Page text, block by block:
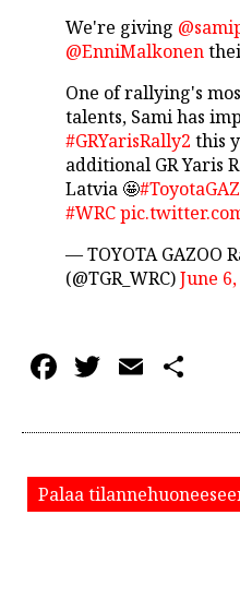
We're giving
@EnniMalkonen
One of rallying's
talents, Sami has
#GRYarisRally2 this
additional GR Yaris
Latvia 🤩
#WRC
— TOYOTA GAZOO
(@TGR_WRC)June
Facebook
Twitter
Email
Palaa